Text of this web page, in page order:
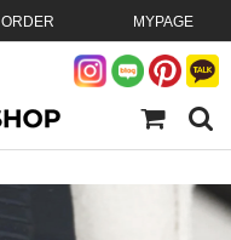
ORDER MYPAGE